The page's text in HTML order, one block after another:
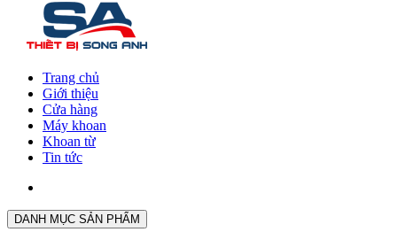
Trang chủ
Giới thiệu
Cửa hàng
Máy khoan
Khoan từ
Tin tức
DANH MỤC SẢN PHẨM